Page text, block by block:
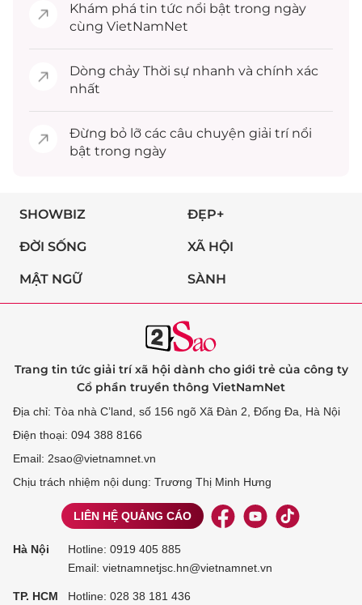
Khám phá tin tức nổi bật trong ngày
cùng VietNamNet
Dòng chảy Thời sự nhanh và chính xác
nhất
Đừng bỏ lỡ các câu chuyện giải trínổi
bật trong ngày
SHOWBIZ ĐẸP+
ĐỜI SỐNG XÃ HỘI
MẬT NGỮ SÀNH
Trang tin tức giải trí xã hội dành cho giới trẻ của công ty
Cổ phần truyền thông VietNamNet
Địa chỉ: Tòa nhà C’land, số 156 ngõ Xã Đàn 2, Đống Đa, Hà Nội
Điện thoại: 094 388 8166
Email: 2sao@vietnamnet.vn
Chịu trách nhiệm nội dung: Trương Thị Minh Hưng
LIÊN HỆ QUẢNG CÁO
Hà Nội Hotline: 0919 405 885
Email: vietnamnetjsc.hn@vietnamnet.vn
TP. HCM Hotline: 028 38 181 436